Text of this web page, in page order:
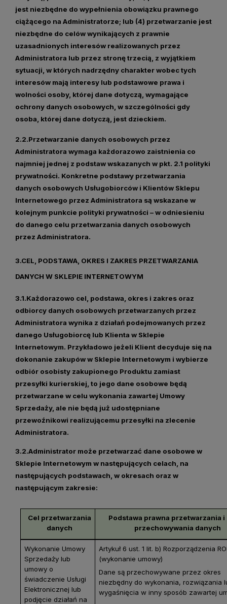
jest niezbędne do wypełnienia obowiązku prawnego
ciążącego na Administratorze; lub (4) przetwarzanie jest
niezbędne do celów wynikających z prawnie
uzasadnionych interesów realizowanych przez
Administratora lub przez stronę trzecią, z wyjątkiem
sytuacji, w których nadrzędny charakter wobec tych
interesów mają interesy lub podstawowe prawa i
wolności osoby, której dane dotyczą, wymagające
ochrony danych osobowych, w szczególności gdy
osoba, której dane dotyczą, jest dzieckiem.
2.2.Przetwarzanie danych osobowych przez
Administratora wymaga każdorazowo zaistnienia co
najmniej jednej z podstaw wskazanych w pkt. 2.1 polityki
prywatności. Konkretne podstawy przetwarzania
danych osobowych Usługobiorców i Klientów Sklepu
Internetowego przez Administratora są wskazane w
kolejnym punkcie polityki prywatności – w odniesieniu
do danego celu przetwarzania danych osobowych
przez Administratora.
3.CEL, PODSTAWA, OKRES I ZAKRES PRZETWARZANIA
DANYCH W SKLEPIE INTERNETOWYM
3.1.Każdorazowo cel, podstawa, okres i zakres oraz
odbiorcy danych osobowych przetwarzanych przez
Administratora wynika z działań podejmowanych przez
danego Usługobiorcę lub Klienta w Sklepie
Internetowym. Przykładowo jeżeli Klient decyduje się na
dokonanie zakupów w Sklepie Internetowym i wybierze
odbiór osobisty zakupionego Produktu zamiast
przesyłki kurierskiej, to jego dane osobowe będą
przetwarzane w celu wykonania zawartej Umowy
Sprzedaży, ale nie będą już udostępniane
przewoźnikowi realizującemu przesyłki na zlecenie
Administratora.
3.2.Administrator może przetwarzać dane osobowe w
Sklepie Internetowym w następujących celach, na
następujących podstawach, w okresach oraz w
następującym zakresie:
Cel przetwarzania
danych
Podstawa prawna przetwarzania i
przechowywania danych
Wykonanie Umowy
Sprzedaży lub
umowy o
świadczenie Usługi
Elektronicznej lub
podjęcie działań na
Artykuł 6 ust. 1 lit. b) Rozporządzenia
(wykonanie umowy)
Dane są przechowywane przez okres
niezbędny do wykonania, rozwiązania
wygaśnięcia w inny sposób zawartej